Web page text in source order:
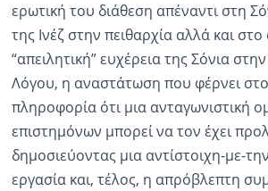
ερωτική του διάθεση απέναντι στη
της Ινέζ στην πειθαρχία αλλά και
“απειλητική” ευχέρεια της Σόνια
Λόγου, η αναστάτωση που φέρνει
πληροφορία ότι μια ανταγωνιστική
επιστημόνων μπορεί να τον έχει
δημοσιεύοντας μια αντίστοιχη-με-
εργασία και, τέλος, η απρόβλεπτη